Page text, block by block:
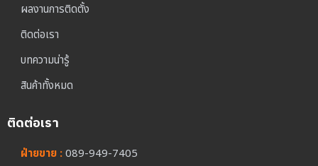
ผลงานการติดตั้ง
ติดต่อเรา
บทความน่ารู้
สินค้าทั้งหมด
ติดต่อเรา
ฝ่ายขาย :089-949-7405